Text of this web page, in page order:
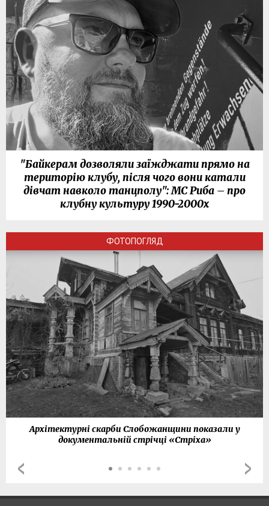
"Байкерам дозволяли заїжджати прямо на
територію клубу, після чого вони катали
дівчат навколо танцполу": МС Риба – про
клубну культуру 1990-2000х
ФОТОПОГЛЯД
Архітектурні скарби Слобожанщини показали у
документальній стрічці «Стріха»